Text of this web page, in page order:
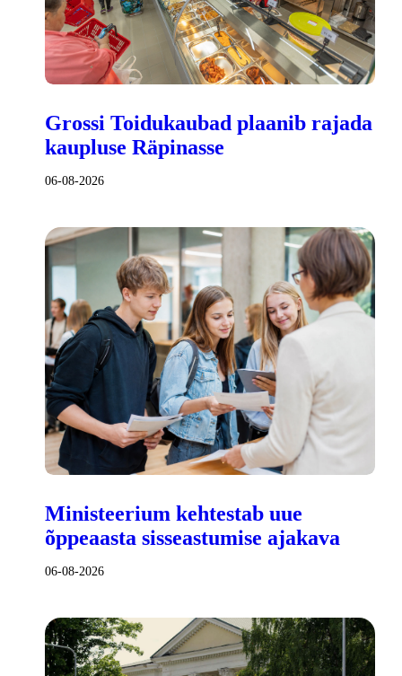
Grossi Toidukaubad plaanib rajada
kaupluse Räpinasse
06-08-2026
Ministeerium kehtestab uue
õppeaasta sisseastumise ajakava
06-08-2026